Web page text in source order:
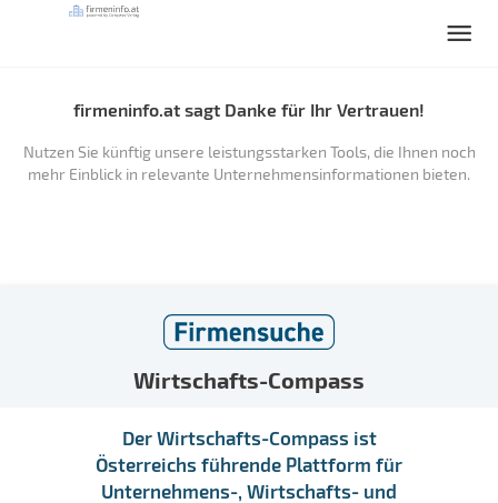
firmeninfo.at sagt Danke für Ihr Vertrauen!
Nutzen Sie künftig unsere leistungsstarken Tools, die Ihnen noch
mehr Einblick in relevante Unternehmensinformationen bieten.
Wirtschafts-Compass
Der Wirtschafts-Compass ist
Österreichs führende Plattform für
Unternehmens-, Wirtschafts- und